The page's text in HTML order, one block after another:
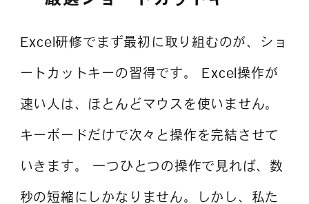
Excel研修でまず最初に取り組むのが、ショ
ートカットキーの習得です。 Excel操作が
速い人は、ほとんどマウスを使いません。
キーボードだけで次々と操作を完結させて
いきます。 一つひとつの操作で見れば、数
秒の短縮にしかなりません。しかし、私た